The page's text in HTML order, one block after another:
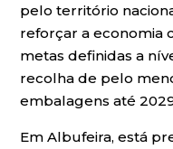
pelo território
reforçar a economia
metas definidas a
recolha de pelo
embalagens até
Em Albufeira, está